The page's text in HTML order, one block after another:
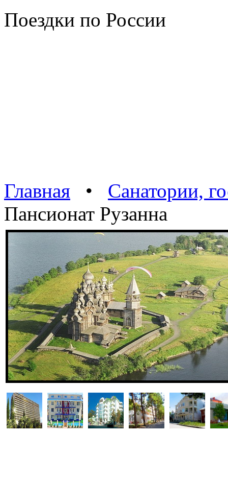
Поездки по России
Главная • Санатории,
Пансионат Рузанна